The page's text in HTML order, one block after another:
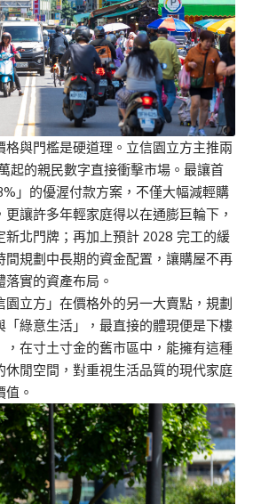
格與門檻是硬道理。立信園立方主推兩
起的親民數字直接衝擊市場。最讓首
」的優渥付款方案，不僅大幅減輕購
讓許多年輕家庭得以在通膨巨輪下，
新北門牌；再加上預計 2028 完工的緩
間規劃中長期的資金配置，讓購屋不再
實的資產布局。
園立方」在價格外的另一大賣點，規劃
「綠意生活」，最直接的體現便是下樓
，在寸土寸金的舊市區中，能擁有這種
休閒空間，對重視生活品質的現代家庭
。